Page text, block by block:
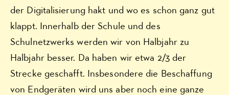
der Digitalisierung hakt und wo es schon ganz gut
klappt. Innerhalb der Schule und des
Schulnetzwerks werden wir von Halbjahr zu
Halbjahr besser. Da haben wir etwa 2/3 der
Strecke geschafft. Insbesondere die Beschaffung
von Endgeräten wird uns aber noch eine ganze